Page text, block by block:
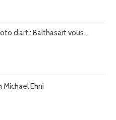
d’art : Balthasart vous...
Ehni